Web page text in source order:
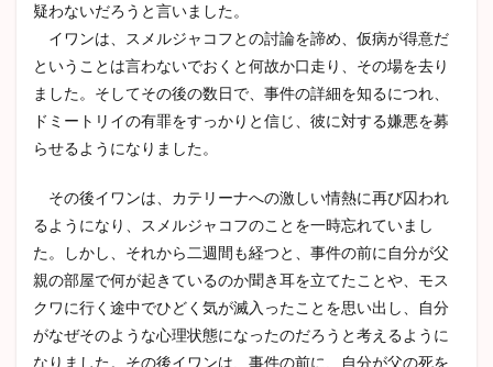
疑わないだろうと言いました。
イワンは、スメルジャコフとの討論を諦め、仮病が得意だ
ということは言わないでおくと何故か口走り、その場を去り
ました。そしてその後の数日で、事件の詳細を知るにつれ、
ドミートリイの有罪をすっかりと信じ、彼に対する嫌悪を募
らせるようになりました。
その後イワンは、カテリーナへの激しい情熱に再び囚われ
るようになり、スメルジャコフのことを一時忘れていまし
た。しかし、それから二週間も経つと、事件の前に自分が父
親の部屋で何が起きているのか聞き耳を立てたことや、モス
クワに行く途中でひどく気が滅入ったことを思い出し、自分
がなぜそのような心理状態になったのだろうと考えるように
なりました。その後イワンは、事件の前に、自分が父の死を